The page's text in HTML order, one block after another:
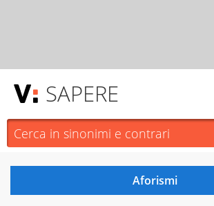
SAPERE